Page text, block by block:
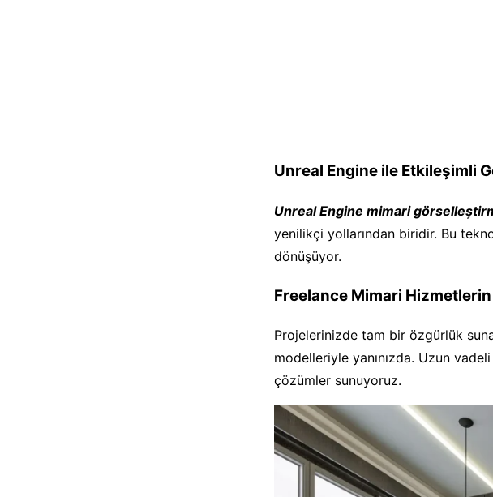
Unreal Engine ile Etkileşimli
Unreal Engine mimari
yenilikçi yollarından biridir. Bu
dönüşüyor.
Freelance Mimari
Projelerinizde tam bir özgürlük
modelleriyle yanınızda. Uzun
çözümler sunuyoruz.